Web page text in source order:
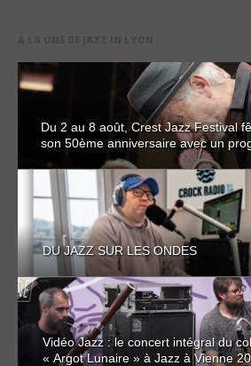
Du 2 au 8 août, Crest Jazz Festival
son 50ème anniversaire avec un
DU JAZZ SUR LES ONDES
Vidéo Jazz : le concert intégral du
« Argot Lunaire » à Jazz à Vienne